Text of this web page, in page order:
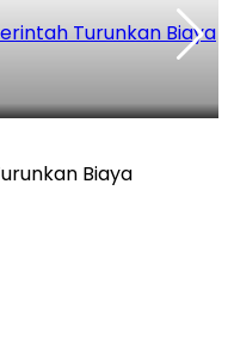
Turunkan Biaya
Biaya